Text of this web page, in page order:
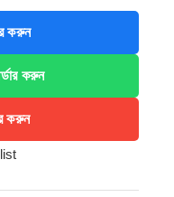
করুন
করুন
করুন